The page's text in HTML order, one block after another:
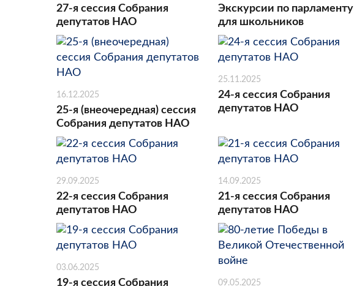
27-я сессия Собрания
депутатов НАО
Экскурсии по парламенту
для школьников
16.12.2025
25-я (внеочередная) сессия
Собрания депутатов НАО
25.11.2025
24-я сессия Собрания
депутатов НАО
29.09.2025
22-я сессия Собрания
депутатов НАО
14.09.2025
21-я сессия Собрания
депутатов НАО
03.06.2025
19-я сессия Собрания
09.05.2025